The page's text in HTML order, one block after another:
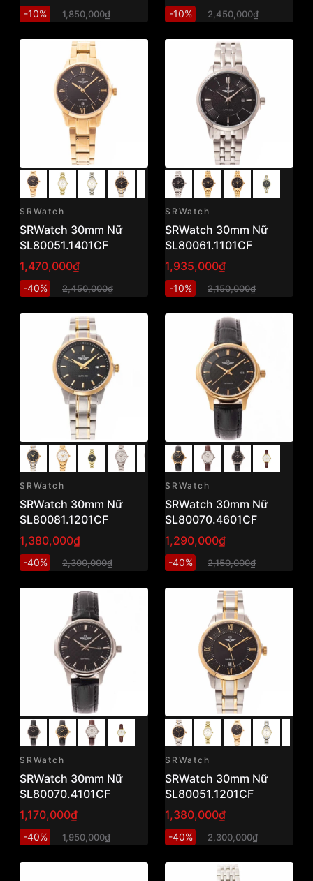
-10% 1,850,000₫ -10% 2,450,000₫
SRWatch
SRWatch 30mm Nữ
SL80051.1401CF
1,470,000₫
-40% 2,450,000₫
SRWatch
SRWatch 30mm Nữ
SL80061.1101CF
1,935,000₫
-10% 2,150,000₫
SRWatch
SRWatch 30mm Nữ
SL80081.1201CF
1,380,000₫
-40% 2,300,000₫
SRWatch
SRWatch 30mm Nữ
SL80070.4601CF
1,290,000₫
-40% 2,150,000₫
SRWatch
SRWatch 30mm Nữ
SL80070.4101CF
1,170,000₫
-40% 1,950,000₫
SRWatch
SRWatch 30mm Nữ
SL80051.1201CF
1,380,000₫
-40% 2,300,000₫